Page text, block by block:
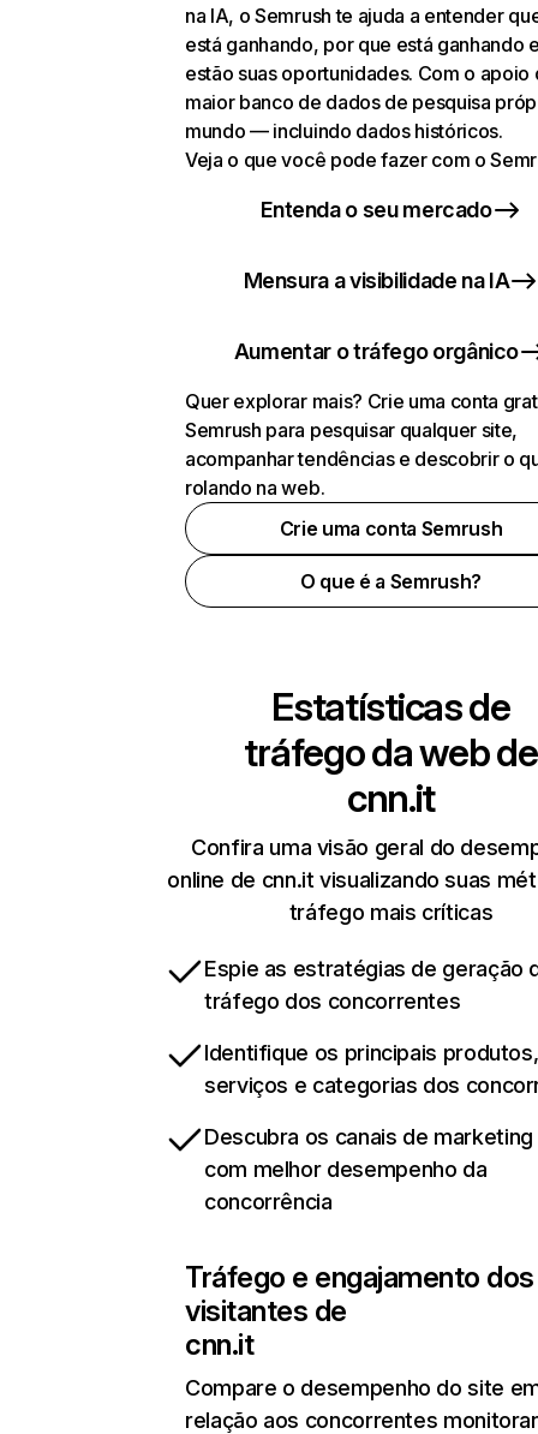
na IA, o Semrush te ajuda a entender
está ganhando, por que está ganhando
estão suas oportunidades. Com o apoio
maior banco de dados de pesquisa
mundo — incluindo dados históricos.
Veja o que você pode fazer com o
Entenda o seu mercado
Mensura a visibilidade na IA
Aumentar o tráfego orgânico
Quer explorar mais? Crie uma conta
Semrush para pesquisar qualquer site,
acompanhar tendências e descobrir o
rolando na web.
Crie uma conta Semrush
O que é a Semrush?
Estatísticas de
tráfego da web de
cnn.it
Confira uma visão geral do
online de cnn.it visualizando suas
tráfego mais críticas
Espie as estratégias de geração
tráfego dos concorrentes
Identifique os principais produtos,
serviços e categorias dos
Descubra os canais de
com melhor desempenho da
concorrência
Tráfego e engajamento dos
visitantes de
cnn.it
Compare o desempenho do site
relação aos concorrentes